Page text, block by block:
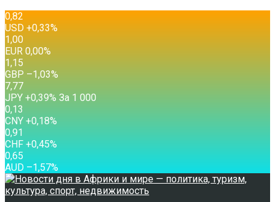
0,82
USD +0,33%
1,00
EUR 0,00%
1,15
GBP –1,03%
7,77
JPY +0,39% За 1 000
0,13
CNY +0,18%
0,91
CHF +0,45%
0,65
AUD –1,57%